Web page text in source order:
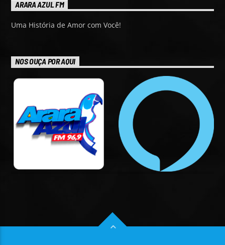
ARARA AZUL FM
Uma História de Amor com Você!
NOS OUÇA POR AQUI